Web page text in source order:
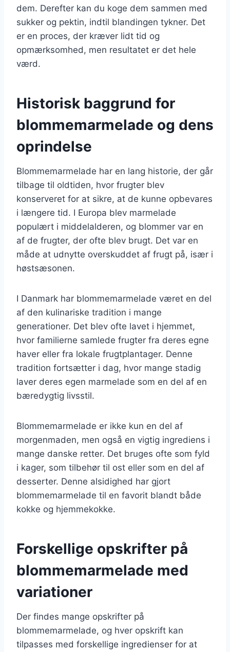
dem. Derefter kan du koge dem sammen med
sukker og pektin, indtil blandingen tykner. Det
er en proces, der kræver lidt tid og
opmærksomhed, men resultatet er det hele
værd.
Historisk baggrund for
blommemarmelade og dens
oprindelse
Blommemarmelade har en lang historie, der går
tilbage til oldtiden, hvor frugter blev
konserveret for at sikre, at de kunne opbevares
i længere tid. I Europa blev marmelade
populært i middelalderen, og blommer var en
af de frugter, der ofte blev brugt. Det var en
måde at udnytte overskuddet af frugt på, især i
høstsæsonen.
I Danmark har blommemarmelade været en del
af den kulinariske tradition i mange
generationer. Det blev ofte lavet i hjemmet,
hvor familierne samlede frugter fra deres egne
haver eller fra lokale frugtplantager. Denne
tradition fortsætter i dag, hvor mange stadig
laver deres egen marmelade som en del af en
bæredygtig livsstil.
Blommemarmelade er ikke kun en del af
morgenmaden, men også en vigtig ingrediens i
mange danske retter. Det bruges ofte som fyld
i kager, som tilbehør til ost eller som en del af
desserter. Denne alsidighed har gjort
blommemarmelade til en favorit blandt både
kokke og hjemmekokke.
Forskellige opskrifter på
blommemarmelade med
variationer
Der findes mange opskrifter på
blommemarmelade, og hver opskrift kan
tilpasses med forskellige ingredienser for at